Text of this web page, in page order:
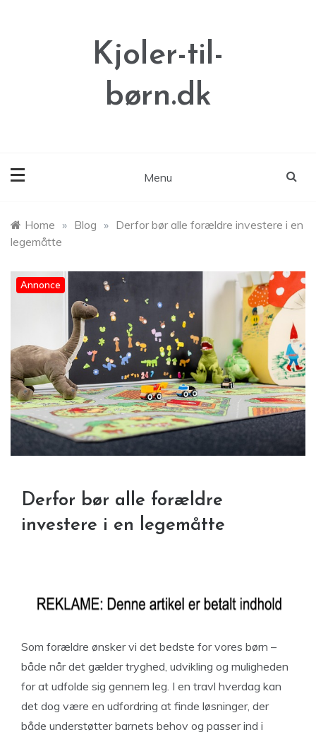
Kjoler-til-
børn.dk
Menu
Home » Blog » Derfor bør alle forældre investere i en
legemåtte
Annonce
Derfor bør alle forældre
investere i en legemåtte
Som forældre ønsker vi det bedste for vores børn –
både når det gælder tryghed, udvikling og muligheden
for at udfolde sig gennem leg. I en travl hverdag kan
det dog være en udfordring at finde løsninger, der
både understøtter barnets behov og passer ind i